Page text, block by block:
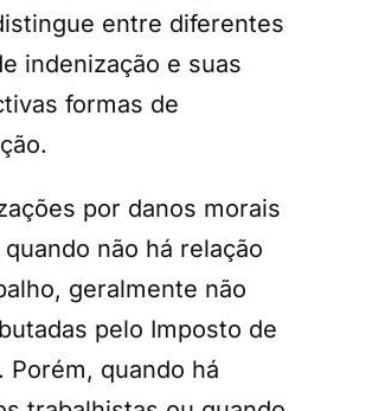
entre diferentes
indenização e suas
formas de
por danos morais
não há relação
geralmente não
pelo Imposto de
Porém, quando há